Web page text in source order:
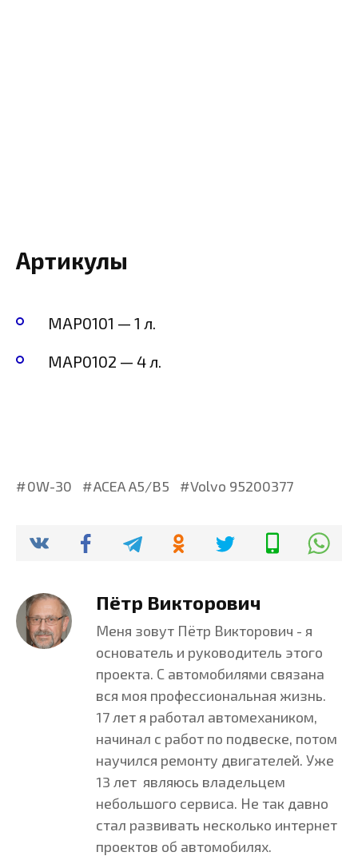
Артикулы
MAP0101 — 1 л.
MAP0102 — 4 л.
0W-30 ACEA A5/B5 Volvo 95200377
Пётр Викторович
Меня зовут Пётр Викторович - я
основатель и руководитель этого
проекта. С автомобилями связана
вся моя профессиональная жизнь.
17 лет я работал автомехаником,
начинал с работ по подвеске, потом
научился ремонту двигателей. Уже
13 лет являюсь владельцем
небольшого сервиса. Не так давно
стал развивать несколько интернет
проектов об автомобилях.